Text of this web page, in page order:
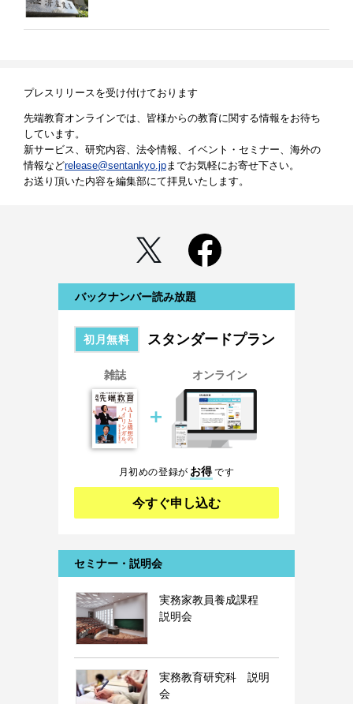
プレスリリースを受け付けております
先端教育オンラインでは、皆様からの教育に関する情報をお待ち
しています。
新サービス、研究内容、法令情報、イベント・セミナー、海外の
情報などrelease@sentankyo.jpまでお気軽にお寄せ下さい。
お送り頂いた内容を編集部にて拝見いたします。
バックナンバー読み放題
初月無料 スタンダードプラン
雑誌
＋
オンライン
月初めの登録が お得です
今すぐ申し込む
セミナー・説明会
実務家教員養成課程
説明会
実務教育研究科 説明
会